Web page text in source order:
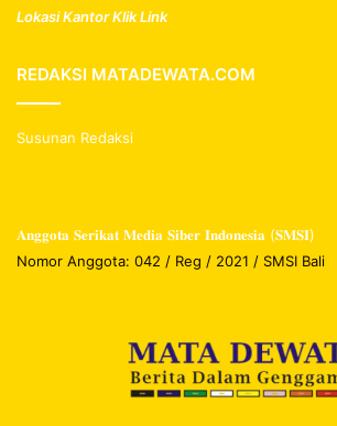
Lokasi Kantor Klik Link
REDAKSI MATADEWATA.COM
Susunan Redaksi
𝐀𝐧𝐠𝐠𝐨𝐭𝐚 𝐒𝐞𝐫𝐢𝐤𝐚𝐭 𝐌𝐞𝐝𝐢𝐚 𝐒𝐢𝐛𝐞𝐫 𝐈𝐧𝐝𝐨𝐧𝐞𝐬𝐢𝐚 (𝐒𝐌𝐒𝐈)
Nomor Anggota: 042 / Reg / 2021 / SMSI Bali